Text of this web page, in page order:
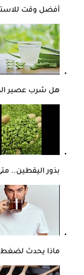
أفضل وقت
هل شرب عصير
بذور اليقطين..
ماذا يحدث